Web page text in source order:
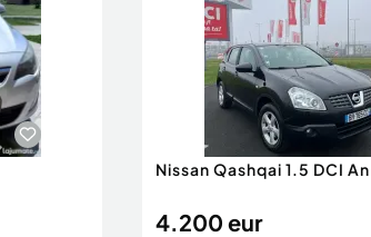
Nissan Qashqai 1.5 DCI
4.200 eur